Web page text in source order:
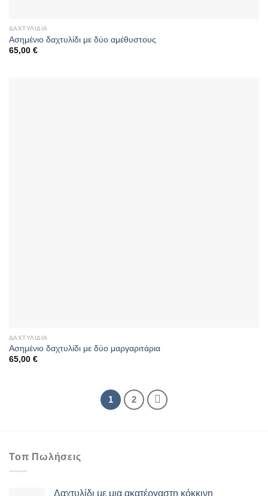
ΔΑΧΤΥΛΊΔΙΑ
Aσημένιο δαχτυλίδι με δύο αμέθυστους
65,00 €
ΔΑΧΤΥΛΊΔΙΑ
Aσημένιο δαχτυλίδι με δύο μαργαριτάρια
65,00 €
1 2
Τοπ Πωλήσεις
Δαχτυλίδι με μια ακατέργαστη κόκκινη